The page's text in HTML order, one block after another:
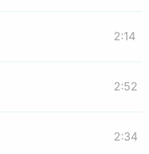
2:14
2:52
2:34